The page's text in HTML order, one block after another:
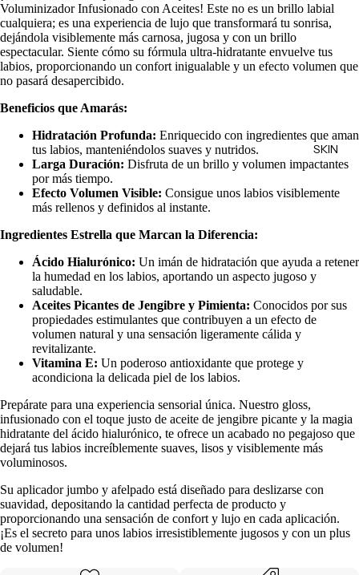
Skincare
Minis
Makeup
Minis
Body
Care
Minis
LO +
DO
Janeiro
Favorites
Rhode
e.l.f.
Beauty
SKIN
Voluminizador Infusionado con Aceites! Este no es un brillo labial
cualquiera; es una experiencia de lujo que transformará tu sonrisa,
dejándola visiblemente más carnosa, jugosa y con un brillo
espectacular. Siente cómo su fórmula ultra-hidratante envuelve tus
labios, proporcionando un confort inigualable y un efecto volumen que
no pasará desapercibido.
Beneficios que Amarás:
Hidratación Profunda: Enriquecido con ingredientes que aman
tus labios, manteniéndolos suaves y nutridos.
Larga Duración: Disfruta de un brillo y volumen impactantes
por más tiempo.
Efecto Volumen Visible: Consigue unos labios visiblemente
más rellenos y definidos al instante.
Ingredientes Estrella que Marcan la Diferencia:
Ácido Hialurónico: Un imán de hidratación que ayuda a retener
la humedad en los labios, aportando un aspecto jugoso y
saludable.
Aceites Picantes de Jengibre y Pimienta: Conocidos por sus
propiedades estimulantes que contribuyen a un efecto de
volumen natural y una sensación ligeramente cálida y
revitalizante.
Vitamina E: Un poderoso antioxidante que protege y
acondiciona la delicada piel de los labios.
Prepárate para una experiencia sensorial única. Nuestro gloss,
infusionado con el toque justo de aceite de jengibre picante y la magia
hidratante del ácido hialurónico, te ofrece un acabado no pegajoso que
dejará tus labios increíblemente suaves, lisos y visiblemente más
voluminosos.
Su aplicador jumbo y afelpado está diseñado para deslizarse con
suavidad, depositando la cantidad perfecta de producto y
proporcionando una sensación de confort y lujo en cada aplicación.
¡Es el secreto para unos labios irresistiblemente jugosos y con un plus
de volumen!